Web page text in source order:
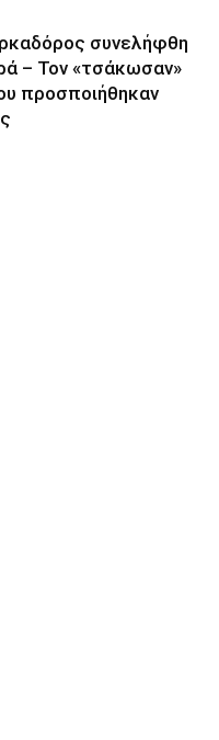
συνελήφθη
– Τον «τσάκωσαν»
προσποιήθηκαν